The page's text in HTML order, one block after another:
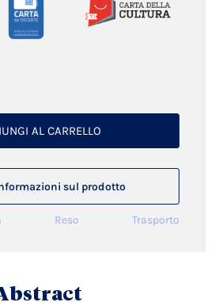
AL CARRELLO
sul prodotto
Reso Trasporto